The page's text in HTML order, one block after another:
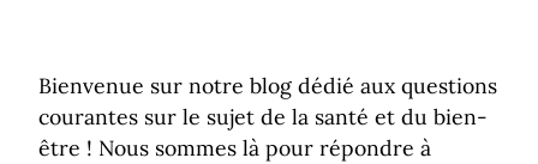
Bienvenue sur notre blog dédié aux questions
courantes sur le sujet de la santé et du bien-
être ! Nous sommes là pour répondre à